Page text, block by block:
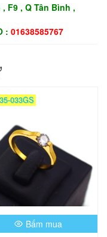
F9 , Q Tân Bình ,
: 01638585767
033GS
Bấm mua